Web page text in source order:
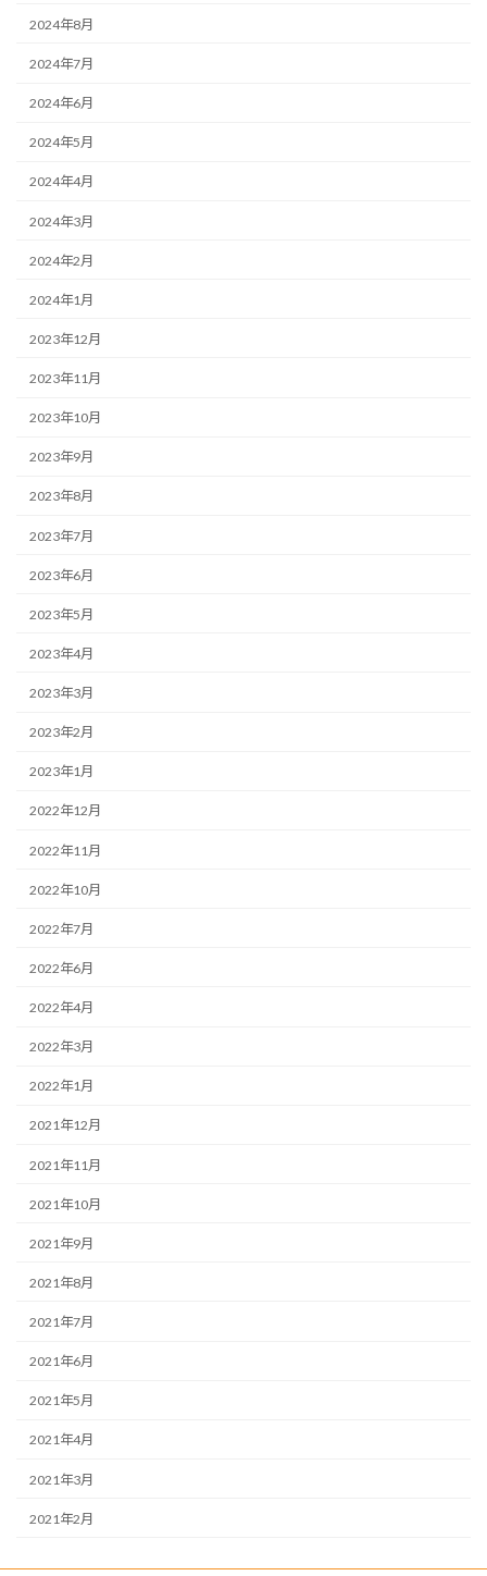
2024年8月
2024年7月
2024年6月
2024年5月
2024年4月
2024年3月
2024年2月
2024年1月
2023年12月
2023年11月
2023年10月
2023年9月
2023年8月
2023年7月
2023年6月
2023年5月
2023年4月
2023年3月
2023年2月
2023年1月
2022年12月
2022年11月
2022年10月
2022年7月
2022年6月
2022年4月
2022年3月
2022年1月
2021年12月
2021年11月
2021年10月
2021年9月
2021年8月
2021年7月
2021年6月
2021年5月
2021年4月
2021年3月
2021年2月